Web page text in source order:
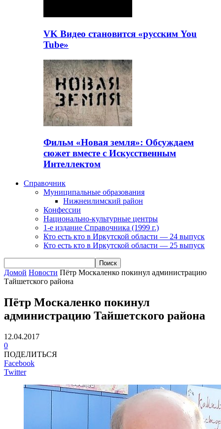
VK Видео становится «русским You
Tube»
Фильм «Новая земля»: Обсуждаем
сюжет вместе с Искусственным
Интеллектом
Справочник
Муниципальные образования
Нижнеилимский район
Конфессии
Национально-культурные центры
1-е издание Справочника (1999 г.)
Кто есть кто в Иркутской области — 24 выпуск
Кто есть кто в Иркутской области — 25 выпуск
Домой Новости Пётр Москаленко покинул администрацию
Тайшетского района
Пётр Москаленко покинул
администрацию Тайшетского района
12.04.2017
0
ПОДЕЛИТЬСЯ
Facebook
Twitter